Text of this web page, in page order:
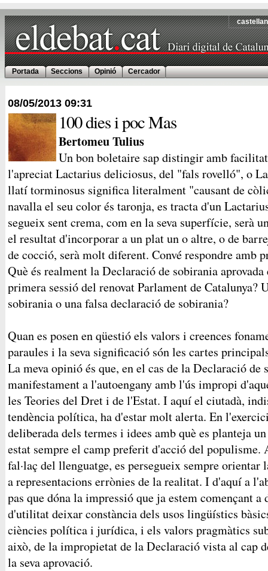
Portada Seccions Opinió Cercador
08/05/2013 09:31
100 dies i poc Mas
Bertomeu Tulius
Un bon boletaire sap distingir amb
l'apreciat Lactarius deliciosus, del "fals rovelló", o
llatí torminosus significa literalment "causant de
navalla el seu color és taronja, es tracta d'un
segueix sent crema, com en la seva superfície, serà
el resultat d'incorporar a un plat un o altre, o de
de cocció, serà molt diferent. Convé respondre amb
Què és realment la Declaració de sobirania
primera sessió del renovat Parlament de Catalunya?
sobirania o una falsa declaració de sobirania?
Quan es posen en qüestió els valors i creences
paraules i la seva significació són les cartes
La meva opinió és que, en el cas de la Declaració de
manifestament a l'autoengany amb l'ús impropi
les Teories del Dret i de l'Estat. I aquí el ciutadà,
tendència política, ha d'estar molt alerta. En
deliberada dels termes i idees amb què es planteja
estat sempre el camp preferit d'acció del populisme.
fal·laç del llenguatge, es persegueix sempre
a representacions errònies de la realitat. I d'aquí a
pas que dóna la impressió que ja estem començant a
d'utilitat deixar constància dels usos lingüístics
ciències política i jurídica, i els valors pragmàtics
això, de la impropietat de la Declaració vista al cap
la seva aprovació.